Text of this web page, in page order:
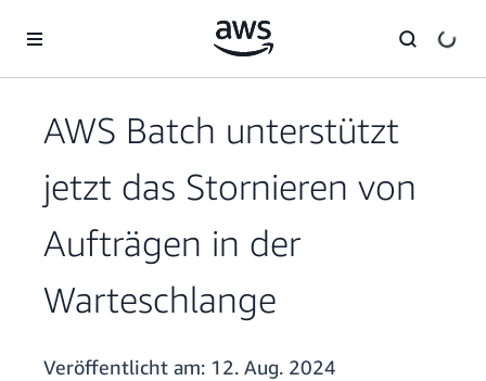
Überspringen zum Hauptinhalt
AWS Batch unterstützt
jetzt das Stornieren von
Aufträgen in der
Warteschlange
Veröffentlicht am: 12. Aug. 2024